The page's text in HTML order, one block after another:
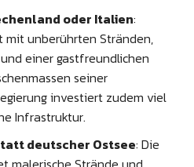
oder Italien:
mit unberührten Stränden,
einer gastfreundlichen
seiner
investiert zudem viel
Infrastruktur.
deutscher Ostsee: Die